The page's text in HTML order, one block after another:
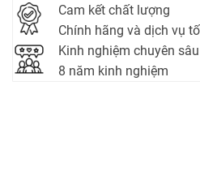
Cam kết chất lượng
Chính hãng và dịch vụ
Kinh nghiệm chuyên sâu
8 năm kinh nghiệm